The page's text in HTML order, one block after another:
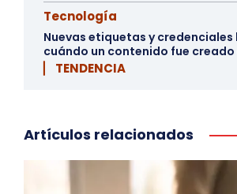
Tecnología
Nuevas etiquetas y
cuándo un contenido fue creado
▏ TENDENCIA
Artículos relacionados